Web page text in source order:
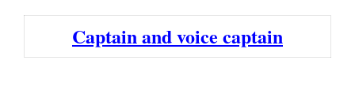
Captain and voice captain